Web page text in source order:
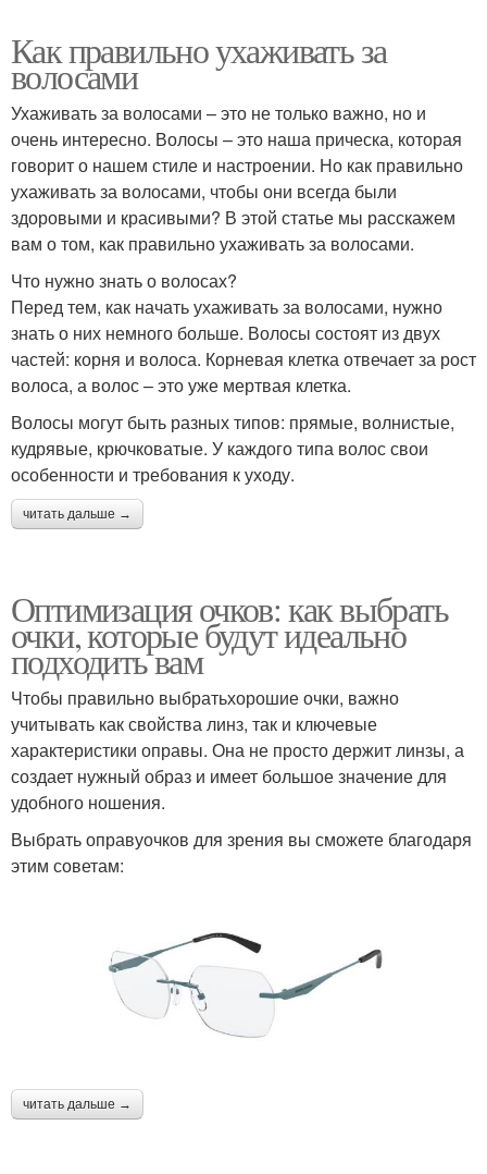
Как правильно ухаживать за
волосами
Ухаживать за волосами – это не только важно, но и
очень интересно. Волосы – это наша прическа, которая
говорит о нашем стиле и настроении. Но как правильно
ухаживать за волосами, чтобы они всегда были
здоровыми и красивыми? В этой статье мы расскажем
вам о том, как правильно ухаживать за волосами.
Что нужно знать о волосах?
Перед тем, как начать ухаживать за волосами, нужно
знать о них немного больше. Волосы состоят из двух
частей: корня и волоса. Корневая клетка отвечает за рост
волоса, а волос – это уже мертвая клетка.
Волосы могут быть разных типов: прямые, волнистые,
кудрявые, крючковатые. У каждого типа волос свои
особенности и требования к уходу.
читать дальше →
Оптимизация очков: как выбрать
очки, которые будут идеально
подходить вам
Чтобы правильно выбратьхорошие очки, важно
учитывать как свойства линз, так и ключевые
характеристики оправы. Она не просто держит линзы, а
создает нужный образ и имеет большое значение для
удобного ношения.
Выбрать оправуочков для зрения вы сможете благодаря
этим советам:
читать дальше →